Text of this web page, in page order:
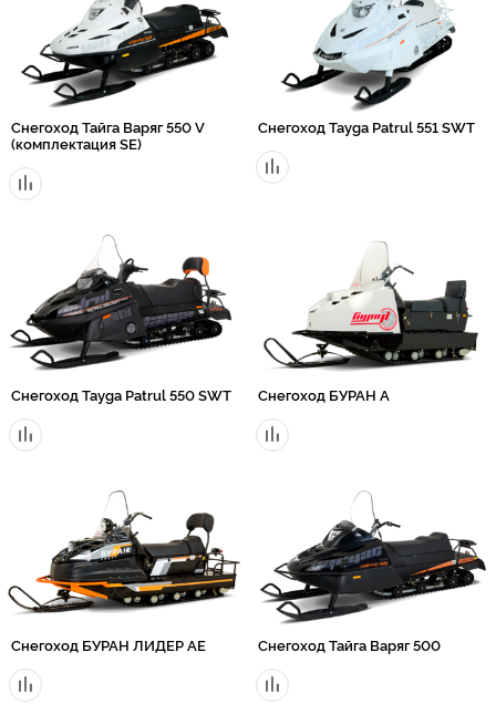
Снегоход Тайга Варяг 550 V
(комплектация SE)
Снегоход Tayga Patrul 551 SWT
Снегоход Tayga Patrul 550 SWT Снегоход БУРАН А
Снегоход БУРАН ЛИДЕР АE Снегоход Тайга Варяг 500